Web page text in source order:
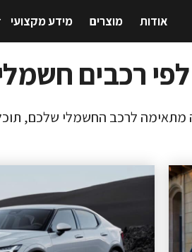
אודות מוצרים מידע מקצועי
רכבים
מתאימה לרכב החשמלי שלכם,